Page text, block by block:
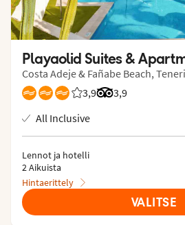
Playaolid Suites &
Costa Adeje & Fañabe Beach,
3,9
Asiakkaidemme
3,9
Arvostelut
All Inclusive
Lennot ja hotelli
2 Aikuista
Hintaerittely
VALITSE